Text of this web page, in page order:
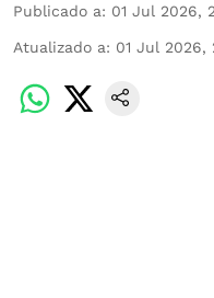
Publicado a: 01 Jul 2026,
Atualizado a: 01 Jul 2026,